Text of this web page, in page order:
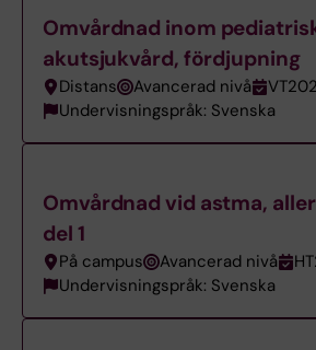
Omvårdnad inom
akutsjukvård, fördjupning
Distans Avancerad nivå
Undervisningspråk: Svenska
Omvårdnad vid astma,
del 1
På campus Avancerad nivå
Undervisningspråk: Svenska